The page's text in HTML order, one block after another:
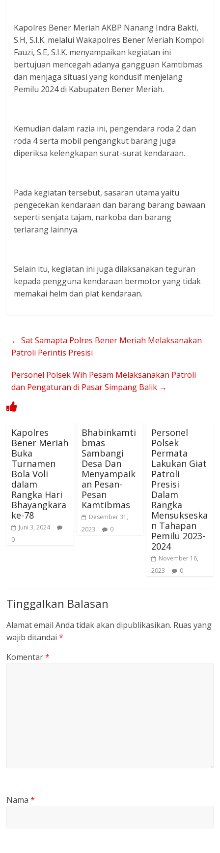
Kapolres Bener Meriah AKBP Nanang Indra Bakti,
S.H, S.I.K. melalui Wakapolres Bener Meriah Kompol
Fauzi, S.E, S.I.K. menyampaikan kegiatan ini
bertujuan mencegah adanya gangguan Kamtibmas
dan menjaga situasi yang kondusif menjelang
Pemilu 2024 di Kabupaten Bener Meriah.
Kemudian dalam razia ini, pengendara roda 2 dan
roda 4 serta mobil pengangkut barang juga
diperiksa kelengkapan surat-surat kendaraan.
Pada kegiatan tersebut, sasaran utama yaitu
pengecekan kendaraan dan barang barang bawaan
seperti senjata tajam, narkoba dan barang
terlarang lainnya.
Selain itu, kegiatan ini juga dilaksanakan teguran
kepada pengguna kendaraan bermotor yang tidak
memakai helm dan plat kendaraan.
← Sat Samapta Polres Bener Meriah Melaksanakan
Patroli Perintis Presisi
Personel Polsek Wih Pesam Melaksanakan Patroli
dan Pengaturan di Pasar Simpang Balik →
Kapolres
Bener Meriah
Buka
Turnamen
Bola Voli
dalam
Rangka Hari
Bhayangkara
ke-78
Juni 3, 2024
0
Bhabinkamti
bmas
Sambangi
Desa Dan
Menyampaik
an Pesan-
Pesan
Kamtibmas
Desember 31,
2023
0
Personel
Polsek
Permata
Lakukan Giat
Patroli
Presisi
Dalam
Rangka
Mensukseska
n Tahapan
Pemilu 2023-
2024
November 16,
2023
0
Tinggalkan Balasan
Alamat email Anda tidak akan dipublikasikan. Ruas yang
wajib ditandai*
Komentar*
Nama*